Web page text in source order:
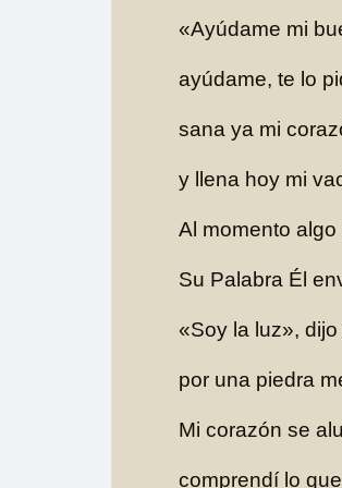
«Ayúdame mi
ayúdame, te lo
sana ya mi
y llena hoy mi
Al momento algo
Su Palabra Él
«Soy la luz»,
por una piedra
Mi corazón se
comprendí lo